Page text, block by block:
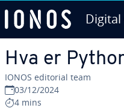
Hva er
IONOS editorial team
03/12/2024
4 mins